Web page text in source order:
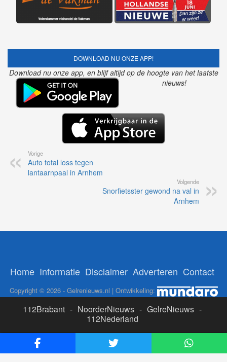
DOWNLOAD NU ONZE APP!
Download nu onze app, en blijf altijd op de hoogte van het laatste
nieuws!
Vorige
Auto total loss tegen
lantaarnpaal in Arnhem
Volgende
Snorfietsster gewond na val in
Arnhem
Home Informatie Disclaimer Adverteren Contact
Copyright © 2026 - Gelrenieuws.nl | Ontwikkeling:
112Brabant - NoorderNieuws - GelreNieuws -
112Nederland
ADS:
Likesbet Casino-OnlineCasinoReports.nl-